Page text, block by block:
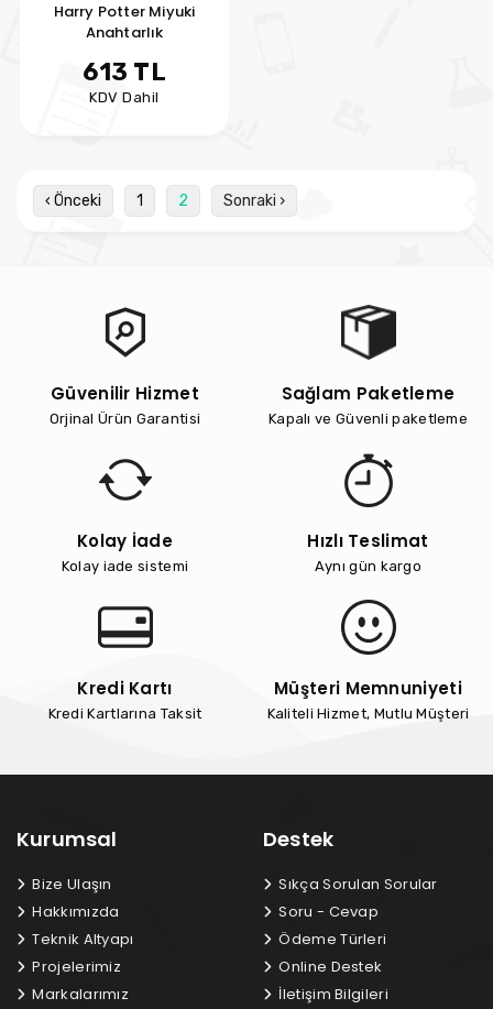
Harry Potter Miyuki
Anahtarlık
613 TL
KDV Dahil
‹ Önceki 1 2 Sonraki ›
Güvenilir Hizmet
Orjinal Ürün Garantisi
Sağlam Paketleme
Kapalı ve Güvenli paketleme
Kolay İade
Kolay iade sistemi
Hızlı Teslimat
Aynı gün kargo
Kredi Kartı
Kredi Kartlarına Taksit
Müşteri Memnuniyeti
Kaliteli Hizmet, Mutlu Müşteri
Kurumsal
Bize Ulaşın
Hakkımızda
Teknik Altyapı
Projelerimiz
Markalarımız
Destek
Sıkça Sorulan Sorular
Soru - Cevap
Ödeme Türleri
Online Destek
İletişim Bilgileri